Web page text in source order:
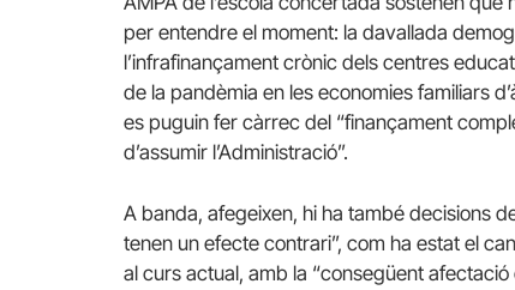
per entendre el moment: la davallada
l’infrafinançament crònic dels centres
de la pandèmia en les economies familiars
es puguin fer càrrec del “finançament
d’assumir l’Administració”.
A banda, afegeixen, hi ha també decisions
tenen un efecte contrari”, com ha estat el
al curs actual, amb la “consegüent